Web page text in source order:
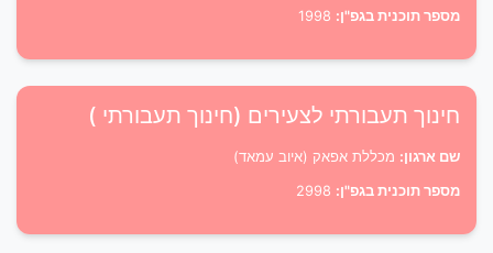
מספר תוכנית בגפ"ן:
חינוך תעבורתי לצעירים (חינוך תעבורתי )
שם ארגון: מכללת אפאק (איוב עמאד)
מספר תוכנית בגפ"ן: